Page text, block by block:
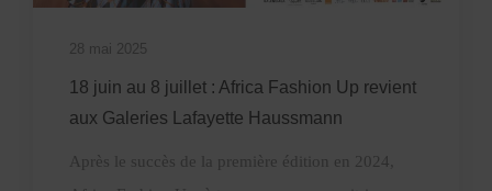
28 mai 2025
18 juin au 8 juillet : Africa Fashion Up revient
aux Galeries Lafayette Haussmann
Après le succès de la première édition en 2024,